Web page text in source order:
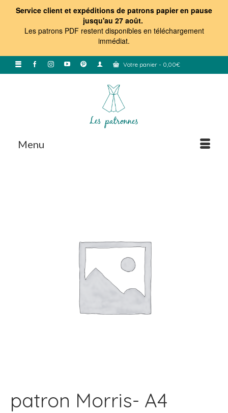
Service client et expéditions de patrons papier en pause
jusqu'au 27 août.
Les patrons PDF restent disponibles en téléchargement
immédiat.
Votre panier - 0,00€
Menu
patron Morris- A4